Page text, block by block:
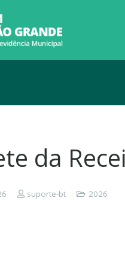
da
suporte-bt 2026